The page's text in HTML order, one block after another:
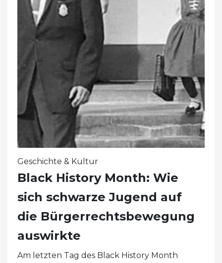
Geschichte & Kultur
Black History Month: Wie
sich schwarze Jugend auf
die Bürgerrechtsbewegung
auswirkte
Am letzten Tag des Black History Month